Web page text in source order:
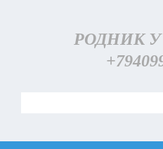
РОДНИК